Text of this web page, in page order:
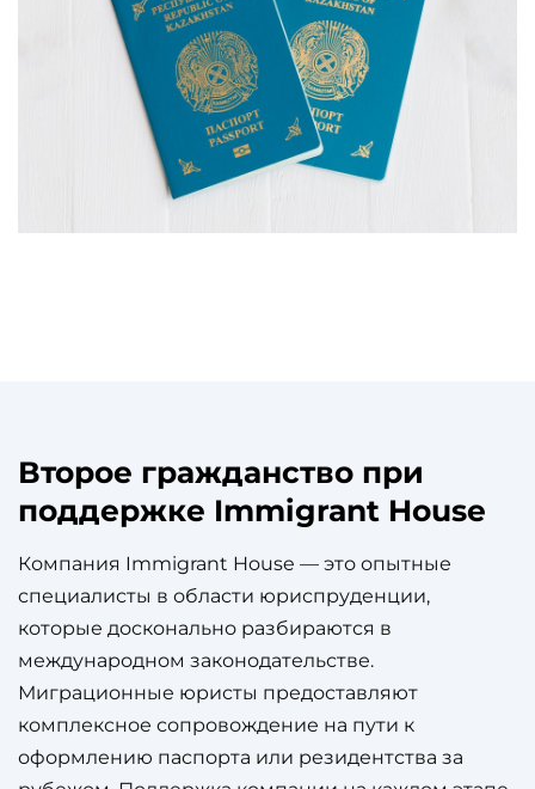
Второе гражданство при
поддержке Immigrant House
Компания Immigrant House — это опытные
специалисты в области юриспруденции,
которые досконально разбираются в
международном законодательстве.
Миграционные юристы предоставляют
комплексное сопровождение на пути к
оформлению паспорта или резидентства за